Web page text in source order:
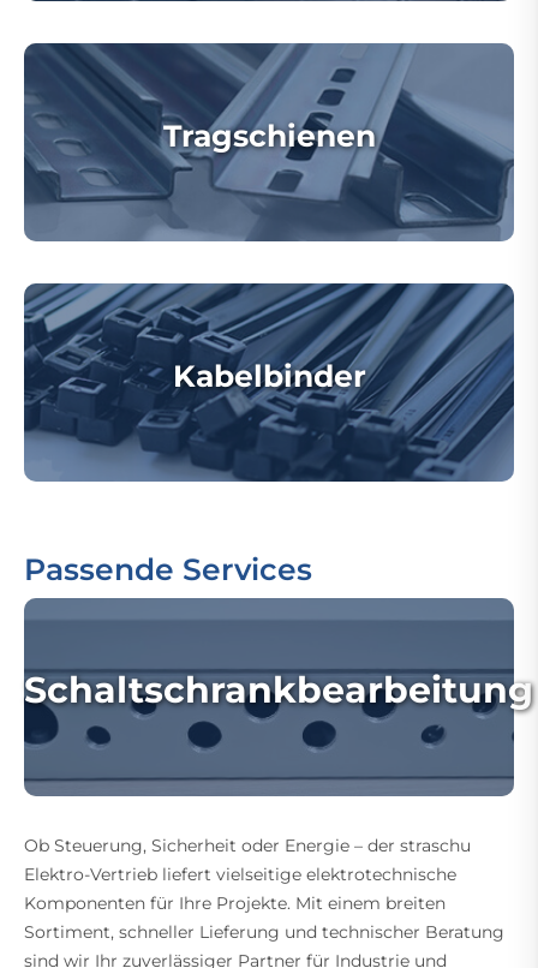
Tragschienen
Kabelbinder
Passende Services
Schaltschrankbearbeitung
Ob Steuerung, Sicherheit oder Energie – der straschu
Elektro-Vertrieb liefert vielseitige elektrotechnische
Komponenten für Ihre Projekte. Mit einem breiten
Sortiment, schneller Lieferung und technischer Beratung
sind wir Ihr zuverlässiger Partner für Industrie und